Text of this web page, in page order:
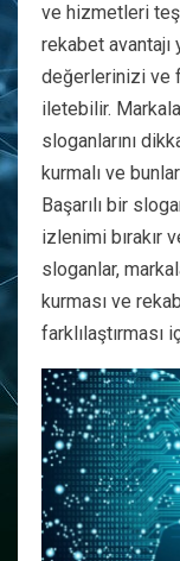
ve hizmetleri
rekabet avantajı
değerlerinizi ve
iletebilir.
sloganlarını
kurmalı ve
Başarılı bir
izlenimi bırakır
sloganlar,
kurması ve
farklılaştırması